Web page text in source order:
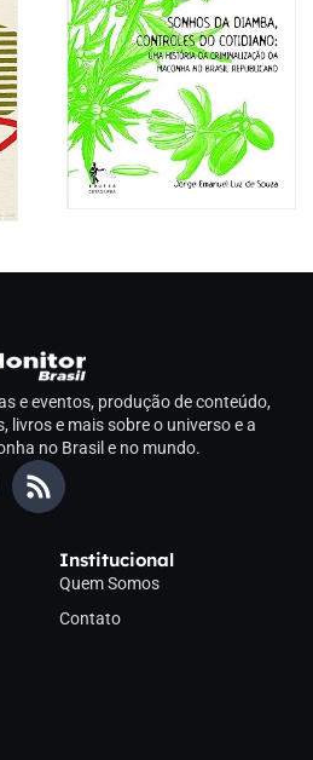
e eventos, produção de conteúdo,
livros e mais sobre o universo e a
no Brasil e no mundo.
Institucional
Quem Somos
Contato